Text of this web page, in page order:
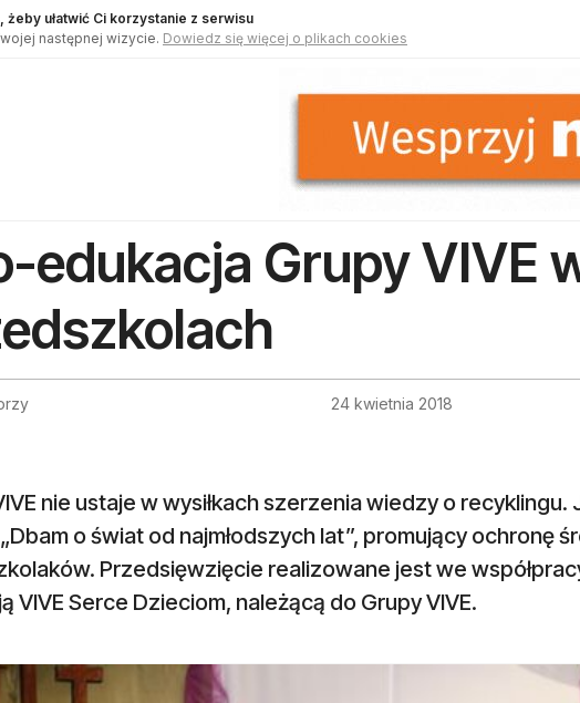
ułatwić Ci korzystanie z serwisu
następnej wizycie. Dowiedz się więcej o plikach cookies
edukacja Grupy VIVE
24 kwietnia 2018
nie ustaje w wysiłkach szerzenia wiedzy o
o świat od najmłodszych lat”, promujący ochronę
Przedsięwzięcie realizowane jest we
VIVE Serce Dzieciom, należącą do Grupy VIVE.